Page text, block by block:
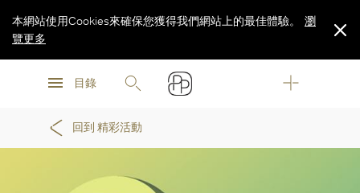
瀏
目錄
本網站使用Cookies來確保您獲得我們網站上的最佳體驗。
瀏
覽更多
回到 精彩活動